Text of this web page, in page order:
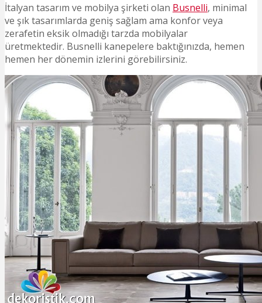
İtalyan tasarım ve mobilya şirketi olan Busnelli, minimal
ve şık tasarımlarda geniş sağlam ama konfor veya
zerafetin eksik olmadığı tarzda mobilyalar
üretmektedir. Busnelli kanepelere baktığınızda, hemen
hemen her dönemin izlerini görebilirsiniz.